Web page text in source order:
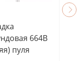
664В
пуля